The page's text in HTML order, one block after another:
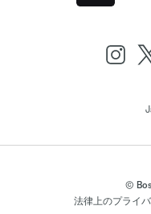
©
法律上のプライ